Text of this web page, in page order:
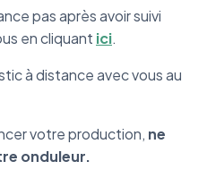
pas après avoir suivi
en cliquant ici.
à distance avec vous au
votre production, ne
onduleur.